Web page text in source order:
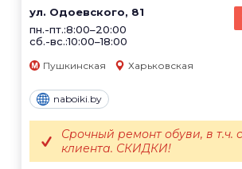
ул. Одоевского, 81
пн.-пт.:8:00–20:00
сб.-вс.:10:00–18:00
Пушкинская Харьковская
naboiki.by
Срочный ремонт обуви, в т.ч.
клиента. СКИДКИ!